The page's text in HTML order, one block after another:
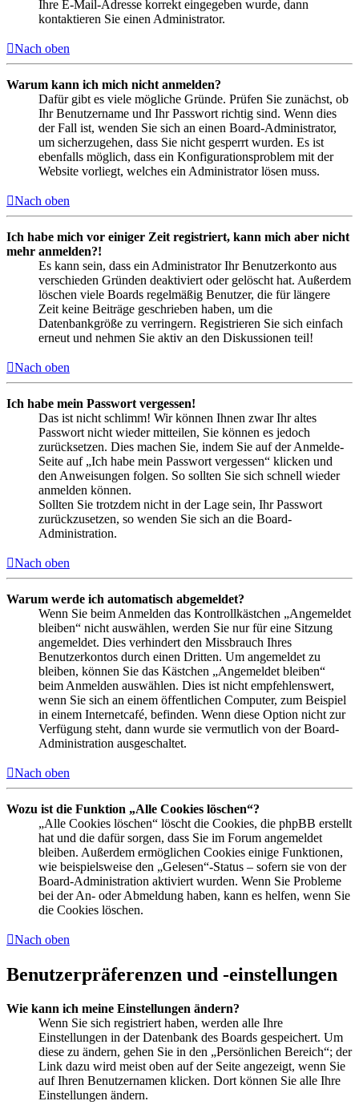
Ihre E-Mail-Adresse korrekt eingegeben wurde, dann
kontaktieren Sie einen Administrator.
Nach oben
Warum kann ich mich nicht anmelden?
Dafür gibt es viele mögliche Gründe. Prüfen Sie zunächst, ob
Ihr Benutzername und Ihr Passwort richtig sind. Wenn dies
der Fall ist, wenden Sie sich an einen Board-Administrator,
um sicherzugehen, dass Sie nicht gesperrt wurden. Es ist
ebenfalls möglich, dass ein Konfigurationsproblem mit der
Website vorliegt, welches ein Administrator lösen muss.
Nach oben
Ich habe mich vor einiger Zeit registriert, kann mich aber nicht
mehr anmelden?!
Es kann sein, dass ein Administrator Ihr Benutzerkonto aus
verschieden Gründen deaktiviert oder gelöscht hat. Außerdem
löschen viele Boards regelmäßig Benutzer, die für längere
Zeit keine Beiträge geschrieben haben, um die
Datenbankgröße zu verringern. Registrieren Sie sich einfach
erneut und nehmen Sie aktiv an den Diskussionen teil!
Nach oben
Ich habe mein Passwort vergessen!
Das ist nicht schlimm! Wir können Ihnen zwar Ihr altes
Passwort nicht wieder mitteilen, Sie können es jedoch
zurücksetzen. Dies machen Sie, indem Sie auf der Anmelde-
Seite auf „Ich habe mein Passwort vergessen“ klicken und
den Anweisungen folgen. So sollten Sie sich schnell wieder
anmelden können.
Sollten Sie trotzdem nicht in der Lage sein, Ihr Passwort
zurückzusetzen, so wenden Sie sich an die Board-
Administration.
Nach oben
Warum werde ich automatisch abgemeldet?
Wenn Sie beim Anmelden das Kontrollkästchen „Angemeldet
bleiben“ nicht auswählen, werden Sie nur für eine Sitzung
angemeldet. Dies verhindert den Missbrauch Ihres
Benutzerkontos durch einen Dritten. Um angemeldet zu
bleiben, können Sie das Kästchen „Angemeldet bleiben“
beim Anmelden auswählen. Dies ist nicht empfehlenswert,
wenn Sie sich an einem öffentlichen Computer, zum Beispiel
in einem Internetcafé, befinden. Wenn diese Option nicht zur
Verfügung steht, dann wurde sie vermutlich von der Board-
Administration ausgeschaltet.
Nach oben
Wozu ist die Funktion „Alle Cookies löschen“?
„Alle Cookies löschen“ löscht die Cookies, die phpBB erstellt
hat und die dafür sorgen, dass Sie im Forum angemeldet
bleiben. Außerdem ermöglichen Cookies einige Funktionen,
wie beispielsweise den „Gelesen“-Status – sofern sie von der
Board-Administration aktiviert wurden. Wenn Sie Probleme
bei der An- oder Abmeldung haben, kann es helfen, wenn Sie
die Cookies löschen.
Nach oben
Benutzerpräferenzen und -einstellungen
Wie kann ich meine Einstellungen ändern?
Wenn Sie sich registriert haben, werden alle Ihre
Einstellungen in der Datenbank des Boards gespeichert. Um
diese zu ändern, gehen Sie in den „Persönlichen Bereich“; der
Link dazu wird meist oben auf der Seite angezeigt, wenn Sie
auf Ihren Benutzernamen klicken. Dort können Sie alle Ihre
Einstellungen ändern.